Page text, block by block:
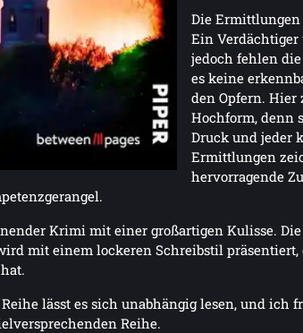
Die
Ein
jedoch fehlen
es keine
den Opfern. Hier
Hochform, denn
Druck und jeder
Ermittlungen
hervorragende
Krimi mit einer großartigen Kulisse.
mit einem lockeren Schreibstil präsentiert,
lässt es sich unabhängig lesen, und ich
Reihe.